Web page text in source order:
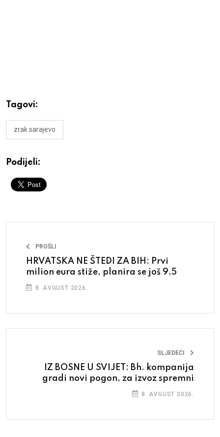
Tagovi:
zrak sarajevo
Podijeli:
PROŠLI
HRVATSKA NE ŠTEDI ZA BIH: Prvi
milion eura stiže, planira se još 9,5
8. AVGUST 2026.
SLJEDEĆI
IZ BOSNE U SVIJET: Bh. kompanija
gradi novi pogon, za izvoz spremni
8. AVGUST 2026.